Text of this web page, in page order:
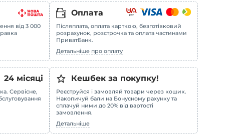
від 3 000
Оплата
Післяплата, оплата карткою, безготівковий
розрахунок, розстрочка та оплата частинами
ПриватБанк.
Детальніше про оплату
24 місяці
Сервісне,
Кешбек за покупку!
Реєструйся і замовляй товари через кошик.
Накопичуй бали на Бонусному рахунку та
сплачуй ними до 20% від вартості
замовлення.
Детальніше